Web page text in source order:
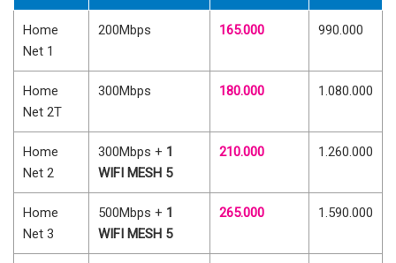
Home
Net 1
200Mbps 165.000 990.000
Home
Net 2T
300Mbps 180.000 1.080.000
Home
Net 2
300Mbps + 1
WIFI MESH 5
210.000 1.260.000
Home
Net 3
500Mbps + 1
WIFI MESH 5
265.000 1.590.000